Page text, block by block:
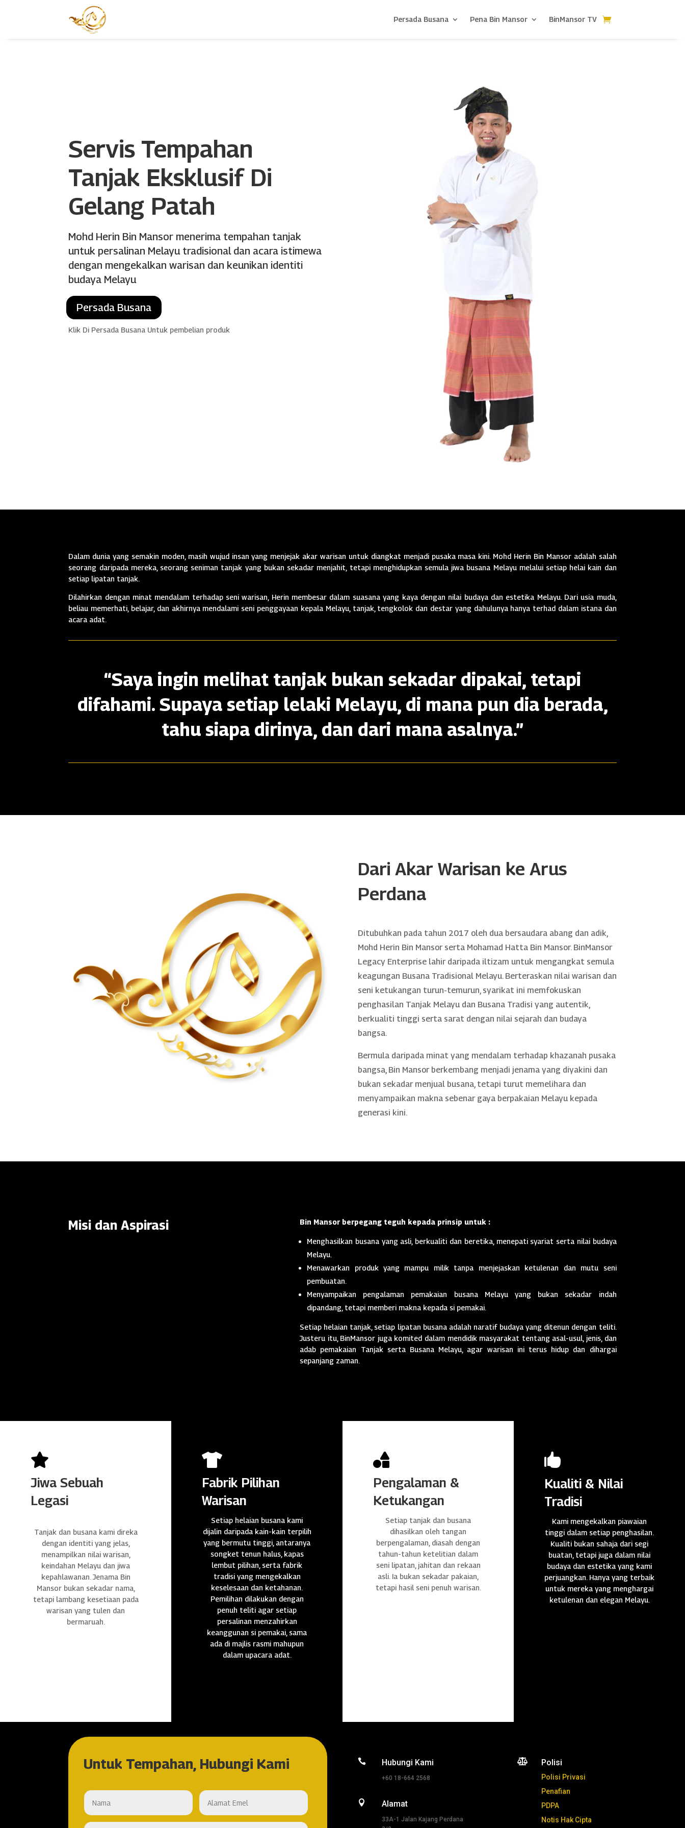
Persada Busana Pena Bin Mansor BinMansor TV
Servis Tempahan
Tanjak Eksklusif Di
Gelang Patah
Mohd Herin Bin Mansor menerima tempahan tanjak
untuk persalinan Melayu tradisional dan acara istimewa
dengan mengekalkan warisan dan keunikan identiti
budaya Melayu
Persada Busana
Klik Di Persada Busana Untuk pembelian produk
Dalam dunia yang semakin moden, masih wujud insan yang menjejak akar warisan untuk diangkat menjadi pusaka masa kini. Mohd Herin Bin Mansor adalah salah
seorang daripada mereka, seorang seniman tanjak yang bukan sekadar menjahit, tetapi menghidupkan semula jiwa busana Melayu melalui setiap helai kain dan
setiap lipatan tanjak.
Dilahirkan dengan minat mendalam terhadap seni warisan, Herin membesar dalam suasana yang kaya dengan nilai budaya dan estetika Melayu. Dari usia muda,
beliau memerhati, belajar, dan akhirnya mendalami seni penggayaan kepala Melayu, tanjak, tengkolok dan destar yang dahulunya hanya terhad dalam istana dan
acara adat.
“Saya ingin melihat tanjak bukan sekadar dipakai, tetapi
difahami. Supaya setiap lelaki Melayu, di mana pun dia berada,
tahu siapa dirinya, dan dari mana asalnya.”
Dari Akar Warisan ke Arus
Perdana
Ditubuhkan pada tahun 2017 oleh dua bersaudara abang dan adik,
Mohd Herin Bin Mansor serta Mohamad Hatta Bin Mansor. BinMansor
Legacy Enterprise lahir daripada iltizam untuk mengangkat semula
keagungan Busana Tradisional Melayu. Berteraskan nilai warisan dan
seni ketukangan turun-temurun, syarikat ini memfokuskan
penghasilan Tanjak Melayu dan Busana Tradisi yang autentik,
berkualiti tinggi serta sarat dengan nilai sejarah dan budaya
bangsa.
Bermula daripada minat yang mendalam terhadap khazanah pusaka
bangsa, Bin Mansor berkembang menjadi jenama yang diyakini dan
bukan sekadar menjual busana, tetapi turut memelihara dan
menyampaikan makna sebenar gaya berpakaian Melayu kepada
generasi kini.
Misi dan Aspirasi Bin Mansor berpegang teguh kepada prinsip untuk :
Menghasilkan busana yang asli, berkualiti dan beretika, menepati syariat serta nilai budaya
Melayu.
Menawarkan produk yang mampu milik tanpa menjejaskan ketulenan dan mutu seni
pembuatan.
Menyampaikan pengalaman pemakaian busana Melayu yang bukan sekadar indah
dipandang, tetapi memberi makna kepada si pemakai.
Setiap helaian tanjak, setiap lipatan busana adalah naratif budaya yang ditenun dengan teliti.
Justeru itu, BinMansor juga komited dalam mendidik masyarakat tentang asal-usul, jenis, dan
adab pemakaian Tanjak serta Busana Melayu, agar warisan ini terus hidup dan dihargai
sepanjang zaman.

Jiwa Sebuah
Legasi
Tanjak dan busana kami direka
dengan identiti yang jelas,
menampilkan nilai warisan,
keindahan Melayu dan jiwa
kepahlawanan. Jenama Bin
Mansor bukan sekadar nama,
tetapi lambang kesetiaan pada
warisan yang tulen dan
bermaruah.

Fabrik Pilihan
Warisan
Setiap helaian busana kami
dijalin daripada kain-kain terpilih
yang bermutu tinggi, antaranya
songket tenun halus, kapas
lembut pilihan, serta fabrik
tradisi yang mengekalkan
keselesaan dan ketahanan.
Pemilihan dilakukan dengan
penuh teliti agar setiap
persalinan menzahirkan
keanggunan si pemakai, sama
ada di majlis rasmi mahupun
dalam upacara adat.

Pengalaman &
Ketukangan
Setiap tanjak dan busana
dihasilkan oleh tangan
berpengalaman, diasah dengan
tahun-tahun ketelitian dalam
seni lipatan, jahitan dan rekaan
asli. Ia bukan sekadar pakaian,
tetapi hasil seni penuh warisan.

Kualiti & Nilai
Tradisi
Kami mengekalkan piawaian
tinggi dalam setiap penghasilan.
Kualiti bukan sahaja dari segi
buatan, tetapi juga dalam nilai
budaya dan estetika yang kami
perjuangkan. Hanya yang terbaik
untuk mereka yang menghargai
ketulenan dan elegan Melayu.
Untuk Tempahan, Hubungi Kami  Hubungi Kami
+60 18-664 2568
 Alamat
33A-1 Jalan Kajang Perdana
 Polisi
Polisi Privasi
Penafian
PDPA
Notis Hak Cipta